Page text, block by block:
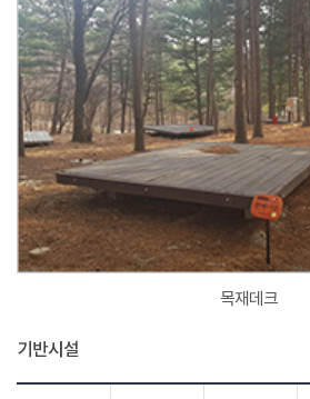
목재데크
기반시설